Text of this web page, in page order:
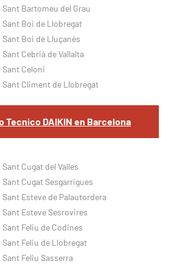
Bartomeu del Grau
Sant Boi de Llobregat
Boi de Lluçanès
Cebrià de Vallalta
Sant Celoni
Sant Climent de Llobregat
Tecnico DAIKIN en Barcelona
Cugat del Valles
Cugat Sesgarrigues
Esteve de Palautordera
Esteve Sesrovires
Feliu de Codines
Feliu de Llobregat
Feliu Sasserra